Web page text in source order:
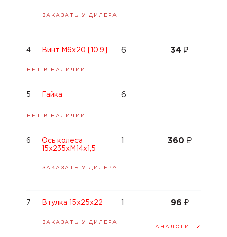
ЗАКАЗАТЬ У ДИЛЕРА
Винт М6x20 [10.9] 6 34₽
НЕТ В НАЛИЧИИ
4
Гайка 6 —
НЕТ В НАЛИЧИИ
5
Ось колеса
15x235xM14x1,5
360₽
ЗАКАЗАТЬ У ДИЛЕРА
6
Втулка 15x25x22 96 ₽
ЗАКАЗАТЬ У ДИЛЕРА
АНАЛОГИ
7